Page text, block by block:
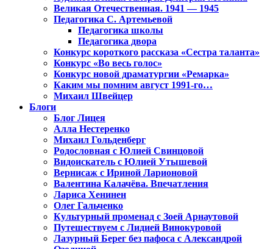
Великая Отечественная. 1941 — 1945
Педагогика С. Артемьевой
Педагогика школы
Педагогика двора
Конкурс короткого рассказа «Сестра таланта»
Конкурс «Во весь голос»
Конкурс новой драматургии «Ремарка»
Каким мы помним август 1991-го…
Михаил Швейцер
Блоги
Блог Лицея
Алла Нестеренко
Михаил Гольденберг
Родословная с Юлией Свинцовой
Видоискатель с Юлией Утышевой
Вернисаж с Ириной Ларионовой
Валентина Калачёва. Впечатления
Лариса Хенинен
Олег Гальченко
Культурный променад с Зоей Арнаутовой
Путешествуем с Лидией Винокуровой
Лазурный Берег без пафоса с Александрой